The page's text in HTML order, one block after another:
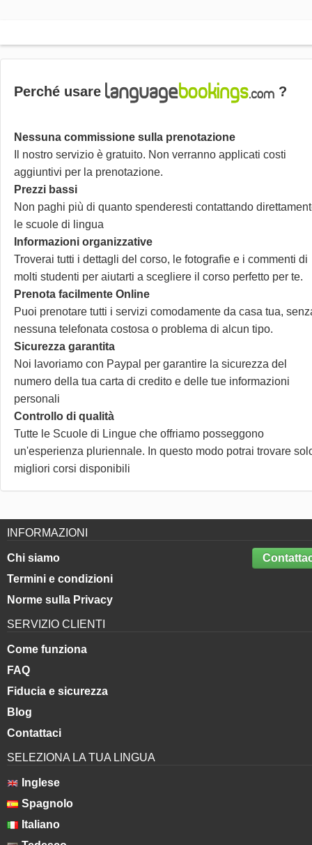
Perché usare ?
Nessuna commissione sulla prenotazione
Il nostro servizio è gratuito. Non verranno applicati costi
aggiuntivi per la prenotazione.
Prezzi bassi
Non paghi più di quanto spenderesti contattando
le scuole di lingua
Informazioni organizzative
Troverai tutti i dettagli del corso, le fotografie e i commenti di
molti studenti per aiutarti a scegliere il corso perfetto per te.
Prenota facilmente Online
Puoi prenotare tutti i servizi comodamente da casa tua,
nessuna telefonata costosa o problema di alcun tipo.
Sicurezza garantita
Noi lavoriamo con Paypal per garantire la sicurezza del
numero della tua carta di credito e delle tue informazioni
personali
Controllo di qualità
Tutte le Scuole di Lingue che offriamo posseggono
un'esperienza pluriennale. In questo modo potrai trovare
migliori corsi disponibili
INFORMAZIONI
Chi siamo
Termini e condizioni
Norme sulla Privacy
SERVIZIO CLIENTI
Come funziona
FAQ
Fiducia e sicurezza
Blog
Contattaci
SELEZIONA LA TUA LINGUA
Inglese
Spagnolo
Italiano